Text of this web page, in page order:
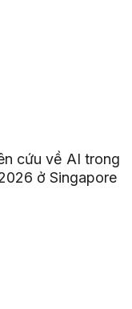
cứu về AI trong
ở Singapore